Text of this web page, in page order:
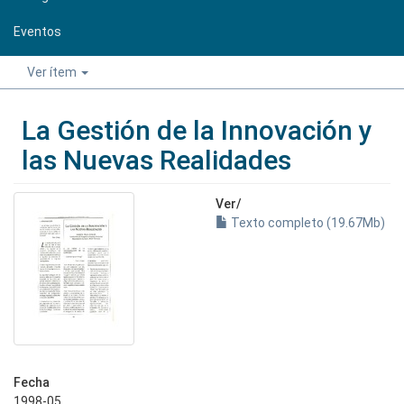
Eventos
Ver ítem
La Gestión de la Innovación y
las Nuevas Realidades
Ver/
Texto completo (19.67Mb)
Fecha